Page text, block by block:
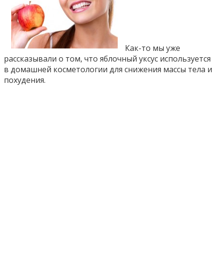
Как-то мы уже
рассказывали о том, что яблочный уксус используется
в домашней косметологии для снижения массы тела и
похудения.